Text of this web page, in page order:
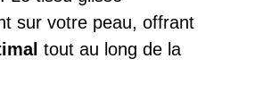
sur votre peau, offrant
tout au long de la